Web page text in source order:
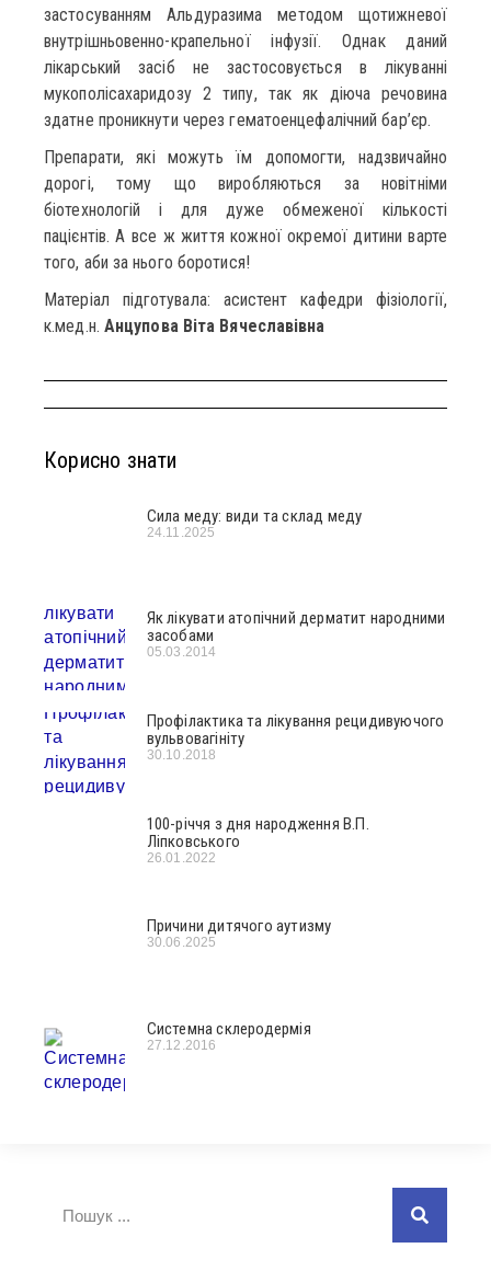
застосуванням Альдуразима методом щотижневої
внутрішньовенно-крапельної інфузії. Однак даний
лікарський засіб не застосовується в лікуванні
мукополісахаридозу 2 типу, так як діюча речовина
здатне проникнути через гематоенцефалічний бар’єр.
Препарати, які можуть їм допомогти, надзвичайно
дорогі, тому що виробляються за новітніми
біотехнологій і для дуже обмеженої кількості
пацієнтів. А все ж життя кожної окремої дитини варте
того, аби за нього боротися!
Матеріал підготувала: асистент кафедри фізіології,
к.мед.н. Анцупова Віта Вячеславівна
Корисно знати
Сила меду: види та склад меду
24.11.2025
Як лікувати атопічний дерматит народними
засобами
05.03.2014
Профілактика та лікування рецидивуючого
вульвовагініту
30.10.2018
100-річчя з дня народження В.П.
Ліпковського
26.01.2022
Причини дитячого аутизму
30.06.2025
Системна склеродермія
27.12.2016